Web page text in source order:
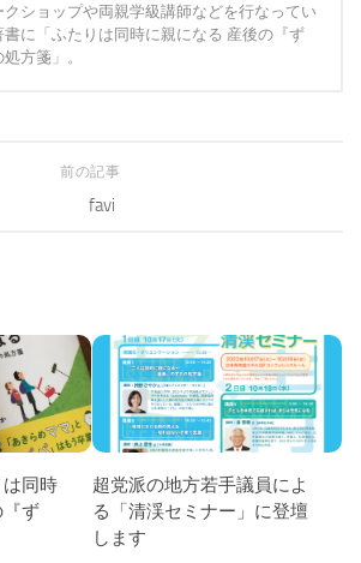
クショップや両親学級講師などを行なってい
書に「ふたりは同時に親になる 産後の『ず
方箋」。
前の記事
favi
同時
ず
超党派の地方若手議員によ
る「清渓セミナー」に登壇
します